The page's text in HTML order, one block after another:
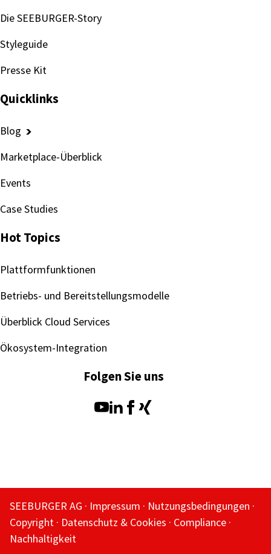
Die SEEBURGER-Story
Styleguide
Presse Kit
Quicklinks
Blog
Marketplace-Überblick
Events
Case Studies
Hot Topics
Plattformfunktionen
Betriebs- und Bereitstellungsmodelle
Überblick Cloud Services
Ökosystem-Integration
Folgen Sie uns
SEEBURGER AG Impressum
Nutzungsbedingungen
Copyright
Datenschutz & Cookies
Compliance
Nachhaltigkeit